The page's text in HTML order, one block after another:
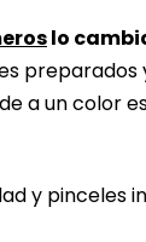
lo
preparados
a un color
y pinceles